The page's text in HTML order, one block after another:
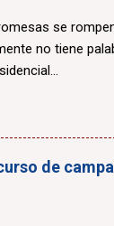
se
no tiene
de